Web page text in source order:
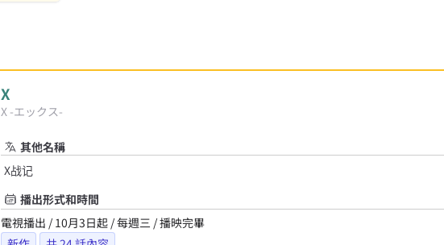
X
X -エックス-
其他名稱
X战记
播出形式和時間
電視播出 / 10月3日起 / 每週三 / 播映完畢